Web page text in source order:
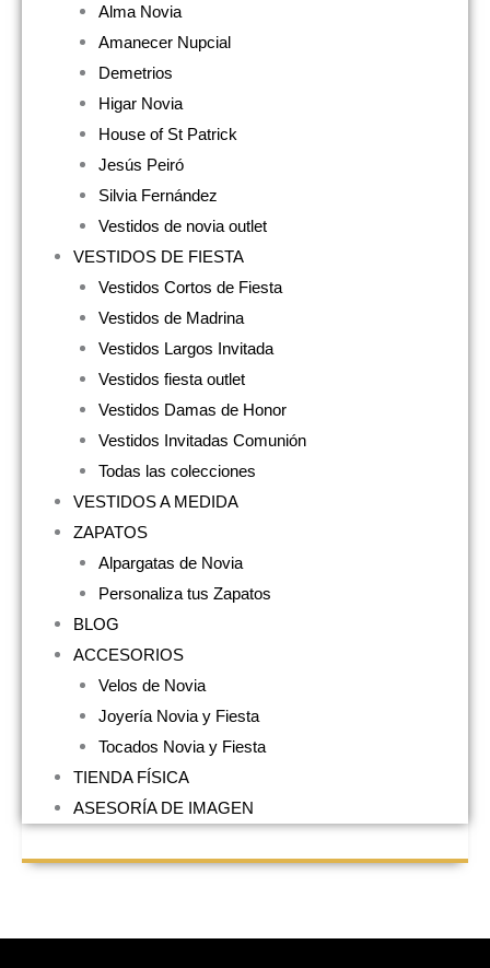
Alma Novia
Amanecer Nupcial
Demetrios
Higar Novia
House of St Patrick
Jesús Peiró
Silvia Fernández
Vestidos de novia outlet
VESTIDOS DE FIESTA
Vestidos Cortos de Fiesta
Vestidos de Madrina
Vestidos Largos Invitada
Vestidos fiesta outlet
Vestidos Damas de Honor
Vestidos Invitadas Comunión
Todas las colecciones
VESTIDOS A MEDIDA
ZAPATOS
Alpargatas de Novia
Personaliza tus Zapatos
BLOG
ACCESORIOS
Velos de Novia
Joyería Novia y Fiesta
Tocados Novia y Fiesta
TIENDA FÍSICA
ASESORÍA DE IMAGEN